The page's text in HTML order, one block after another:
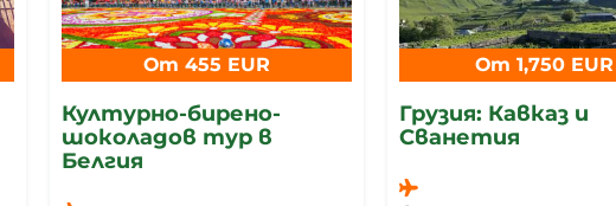
От 455 EUR
Културно-бирено-
шоколадов тур в
Белгия
От 1,750 EUR
Грузия: Кавказ и
Сванетия